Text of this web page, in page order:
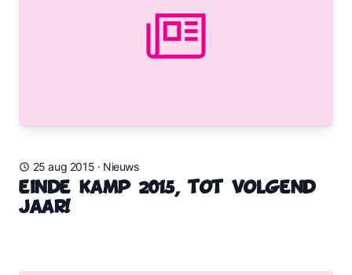
25 aug 2015 · Nieuws
Einde kamp 2015, tot volgend
jaar!